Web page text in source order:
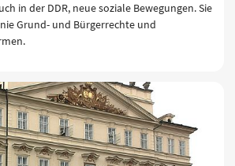
in der DDR, neue soziale Bewegungen. Sie
Grund- und Bürgerrechte und